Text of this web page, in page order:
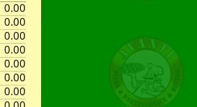
0.00
0.00
0.00
0.00
0.00
0.00
0.00